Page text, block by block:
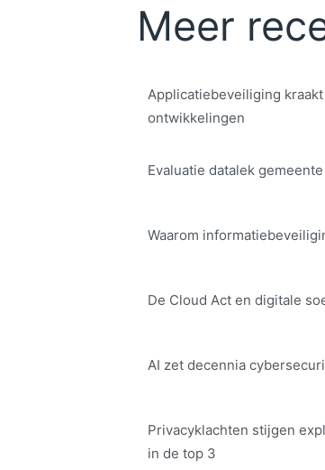
Meer
Applicatiebeveiliging
ontwikkelingen
Evaluatie datalek gemeente
Waarom
De Cloud Act en digitale
AI zet decennia
Privacyklachten stijgen
in de top 3